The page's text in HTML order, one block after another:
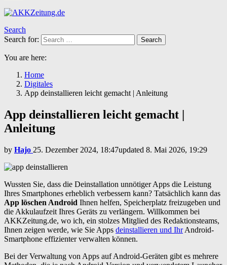
Search
Search for:
Search
You are here:
Home
Digitales
App deinstallieren leicht gemacht | Anleitung
App deinstallieren leicht gemacht |
Anleitung
by Hajo 25. Dezember 2024, 18:47updated 8. Mai 2026, 19:29
Wussten Sie, dass die Deinstallation unnötiger Apps die Leistung
Ihres Smartphones erheblich verbessern kann? Tatsächlich kann das
App löschen Android Ihnen helfen, Speicherplatz freizugeben und
die Akkulaufzeit Ihres Geräts zu verlängern. Willkommen bei
AKKZeitung.de, wo ich, ein stolzes Mitglied des Redaktionsteams,
Ihnen zeigen werde, wie Sie Apps deinstallieren und IhrAndroid-
Smartphone effizienter verwalten können.
Bei der Verwaltung von Apps auf Android-Geräten gibt es mehrere